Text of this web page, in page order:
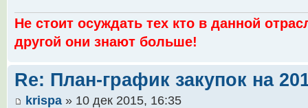
Не стоит осуждать тех кто в данной
другой они знают больше!
Re: План-график закупок на
krispa » 10 дек 2015, 16:35